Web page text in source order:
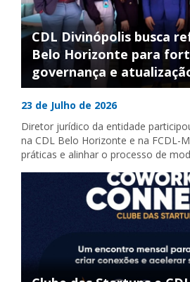
CDL Divinópolis busca
Belo Horizonte para
governança e
23 de Julho de 2026
Diretor jurídico da entidade
na CDL Belo Horizonte e na FCDL-
práticas e alinhar o processo de